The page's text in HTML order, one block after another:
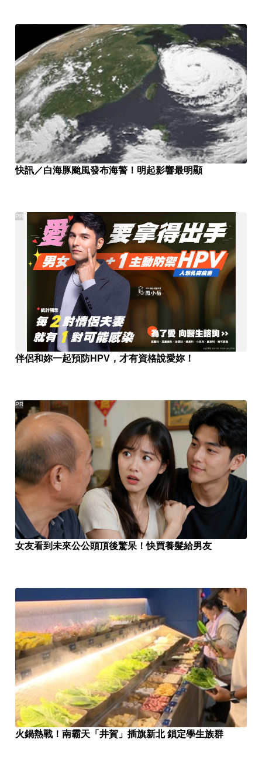
快訊／白海豚颱風發布海警！明起影響最明顯
伴侶和妳一起預防HPV，才有資格說愛妳！
PR
女友看到未來公公頭頂後驚呆！快買養髮給男友
PR
火鍋熱戰！南霸天「井賀」插旗新北 鎖定學生族群